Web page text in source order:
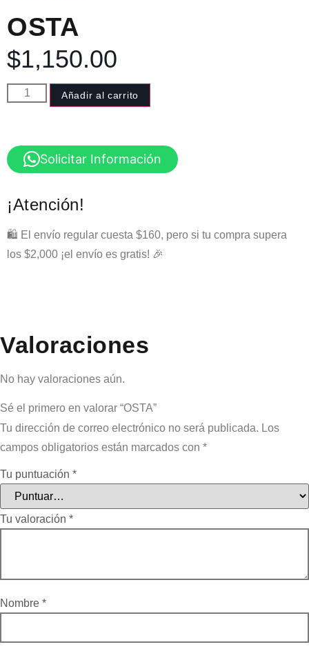
OSTA
$1,150.00
Añadir al carrito
Solicitar Información
¡Atención!
🛍️ El envío regular cuesta $160, pero si tu compra supera
los $2,000 ¡el envío es gratis! 🎉
Valoraciones
No hay valoraciones aún.
Sé el primero en valorar “OSTA”
Tu dirección de correo electrónico no será publicada. Los
campos obligatorios están marcados con *
Tu puntuación *
Tu valoración *
Nombre *